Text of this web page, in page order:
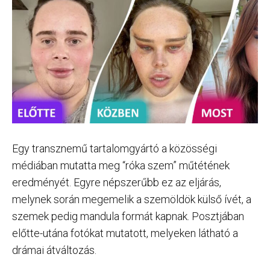
Egy transznemű tartalomgyártó a közösségi
médiában mutatta meg “róka szem” műtétének
eredményét. Egyre népszerűbb ez az eljárás,
melynek során megemelik a szemöldök külső ívét, a
szemek pedig mandula formát kapnak. Posztjában
előtte-utána fotókat mutatott, melyeken látható a
drámai átváltozás.